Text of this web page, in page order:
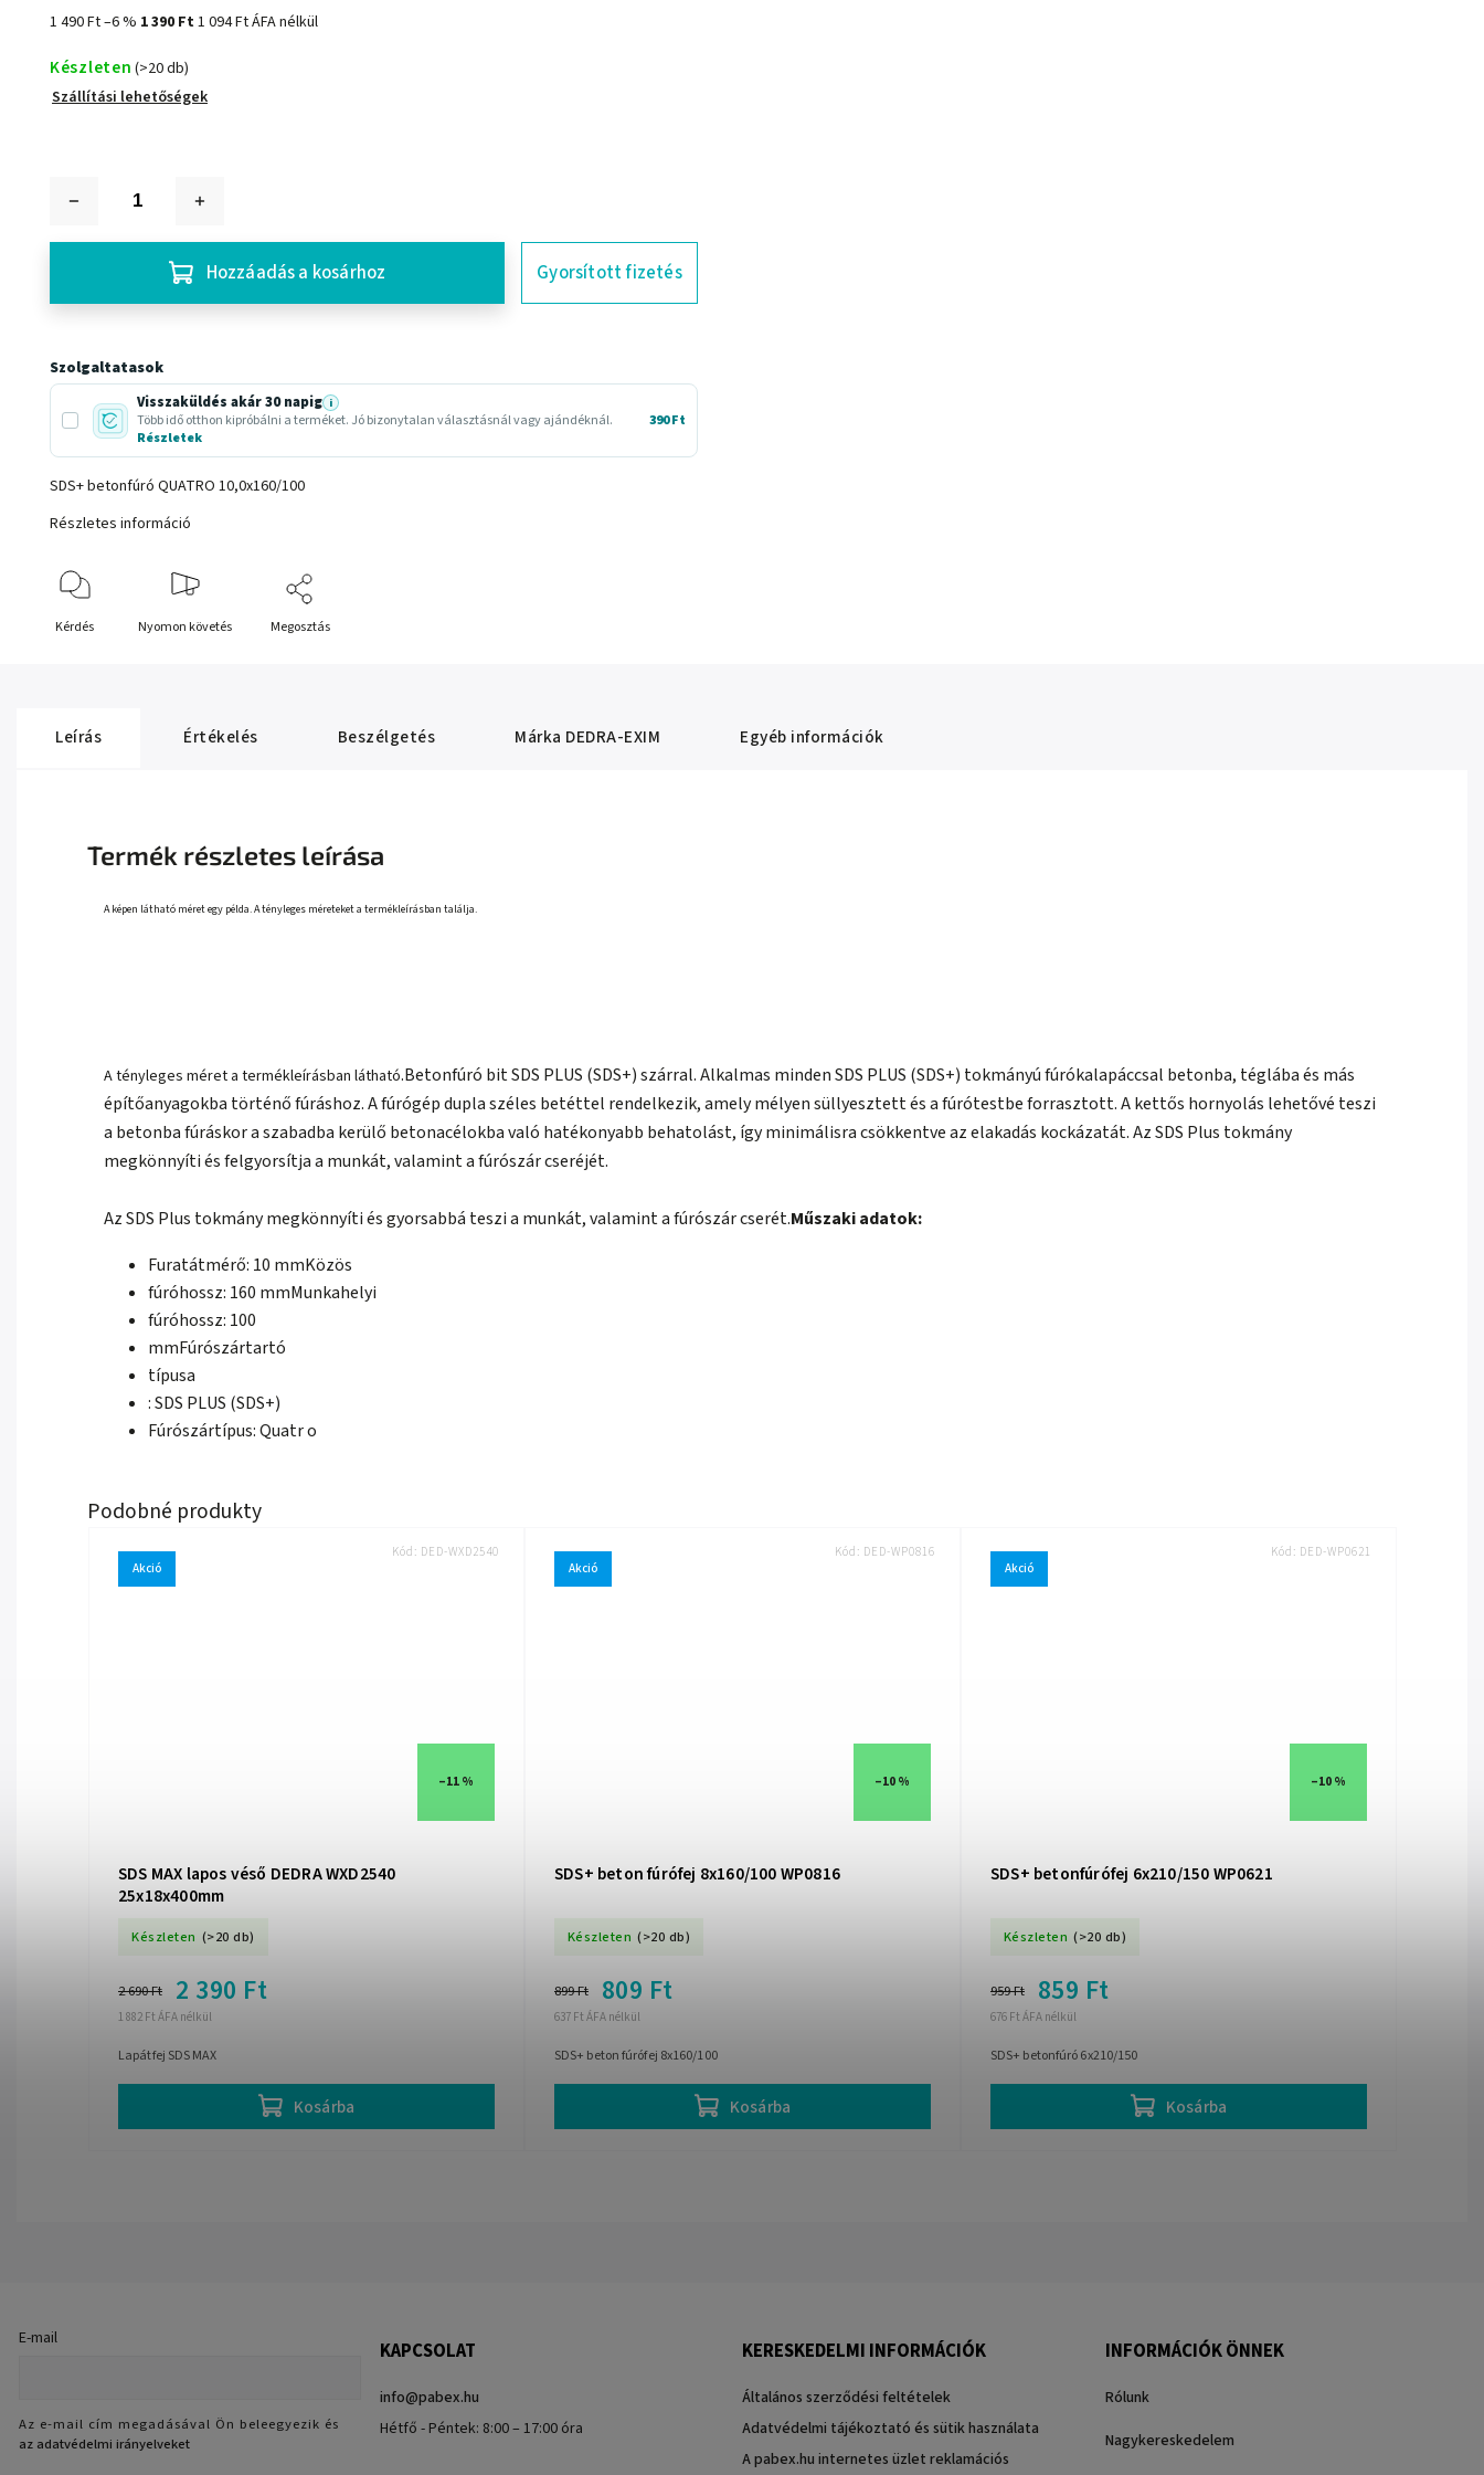
1 490 Ft–6 % 1 390 Ft1 094 Ft ÁFA nélkül
Készleten (>20 db)
Szállítási lehetőségek
Hozzáadás a kosárhoz Gyorsított fizetés
Szolgaltatasok
Visszaküldés akár 30 napig i
Több idő otthon kipróbálni a terméket. Jó bizonytalan választásnál vagy ajándéknál.
Részletek
390 Ft
SDS+ betonfúró QUATRO 10,0x160/100
Részletes információ
Kérdés Nyomon követés Megosztás
Leírás Értékelés Beszélgetés Márka DEDRA-EXIM Egyéb információk
Termék részletes leírása
A képen látható méret egy példa. A tényleges méreteket a termékleírásban találja.
A tényleges méret a termékleírásban látható.Betonfúró bit SDS PLUS (SDS+) szárral. Alkalmas minden SDS PLUS (SDS+) tokmányú fúrókalapáccsal betonba, téglába és más
építőanyagokba történő fúráshoz. A fúrógép dupla széles betéttel rendelkezik, amely mélyen süllyesztett és a fúrótestbe forrasztott. A kettős hornyolás lehetővé teszi
a betonba fúráskor a szabadba kerülő betonacélokba való hatékonyabb behatolást, így minimálisra csökkentve az elakadás kockázatát. Az SDS Plus tokmány
megkönnyíti és felgyorsítja a munkát, valamint a fúrószár cseréjét.
Az SDS Plus tokmány megkönnyíti és gyorsabbá teszi a munkát, valamint a fúrószár cserét.Műszaki adatok:
Furatátmérő: 10 mmKözös
fúróhossz: 160 mmMunkahelyi
fúróhossz: 100
mmFúrószártartó
típusa
: SDS PLUS (SDS+)
Fúrószártípus: Quatr o
Akció
–11 %
SDS MAX lapos véső DEDRA WXD2540
25x18x400mm
Készleten (>20 db)
1 882 Ft ÁFA nélkül
2 690 Ft 2 390 Ft
Kosárba
Lapátfej SDS MAX
Kód: DED-WXD2540
Akció
–10 %
SDS+ beton fúrófej 8x160/100 WP0816
Készleten (>20 db)
637 Ft ÁFA nélkül
899 Ft 809 Ft
Kosárba
SDS+ beton fúrófej 8x160/100
Kód: DED-WP0816
Akció
–10 %
SDS+ betonfúrófej 6x210/150 WP0621
Készleten (>20 db)
676 Ft ÁFA nélkül
959 Ft 859 Ft
Kosárba
SDS+ betonfúró 6x210/150
Kód: DED-WP0621
E-mail
Az e-mail cím megadásával Ön beleegyezik és
az adatvédelmi irányelveket
KAPCSOLAT
info@pabex.hu
Hétfő - Péntek: 8:00 – 17:00 óra
KERESKEDELMI INFORMÁCIÓK
Általános szerződési feltételek
Adatvédelmi tájékoztató és sütik használata
A pabex.hu internetes üzlet reklamációs
INFORMÁCIÓK ÖNNEK
Rólunk
Nagykereskedelem